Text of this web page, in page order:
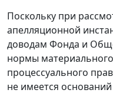
Поскольку при
апелляционной
доводам Фонда и
нормы
процессуального
не имеется